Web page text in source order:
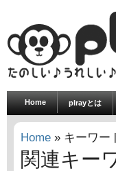
Home plrayとは
Home » キーワー
関連キー